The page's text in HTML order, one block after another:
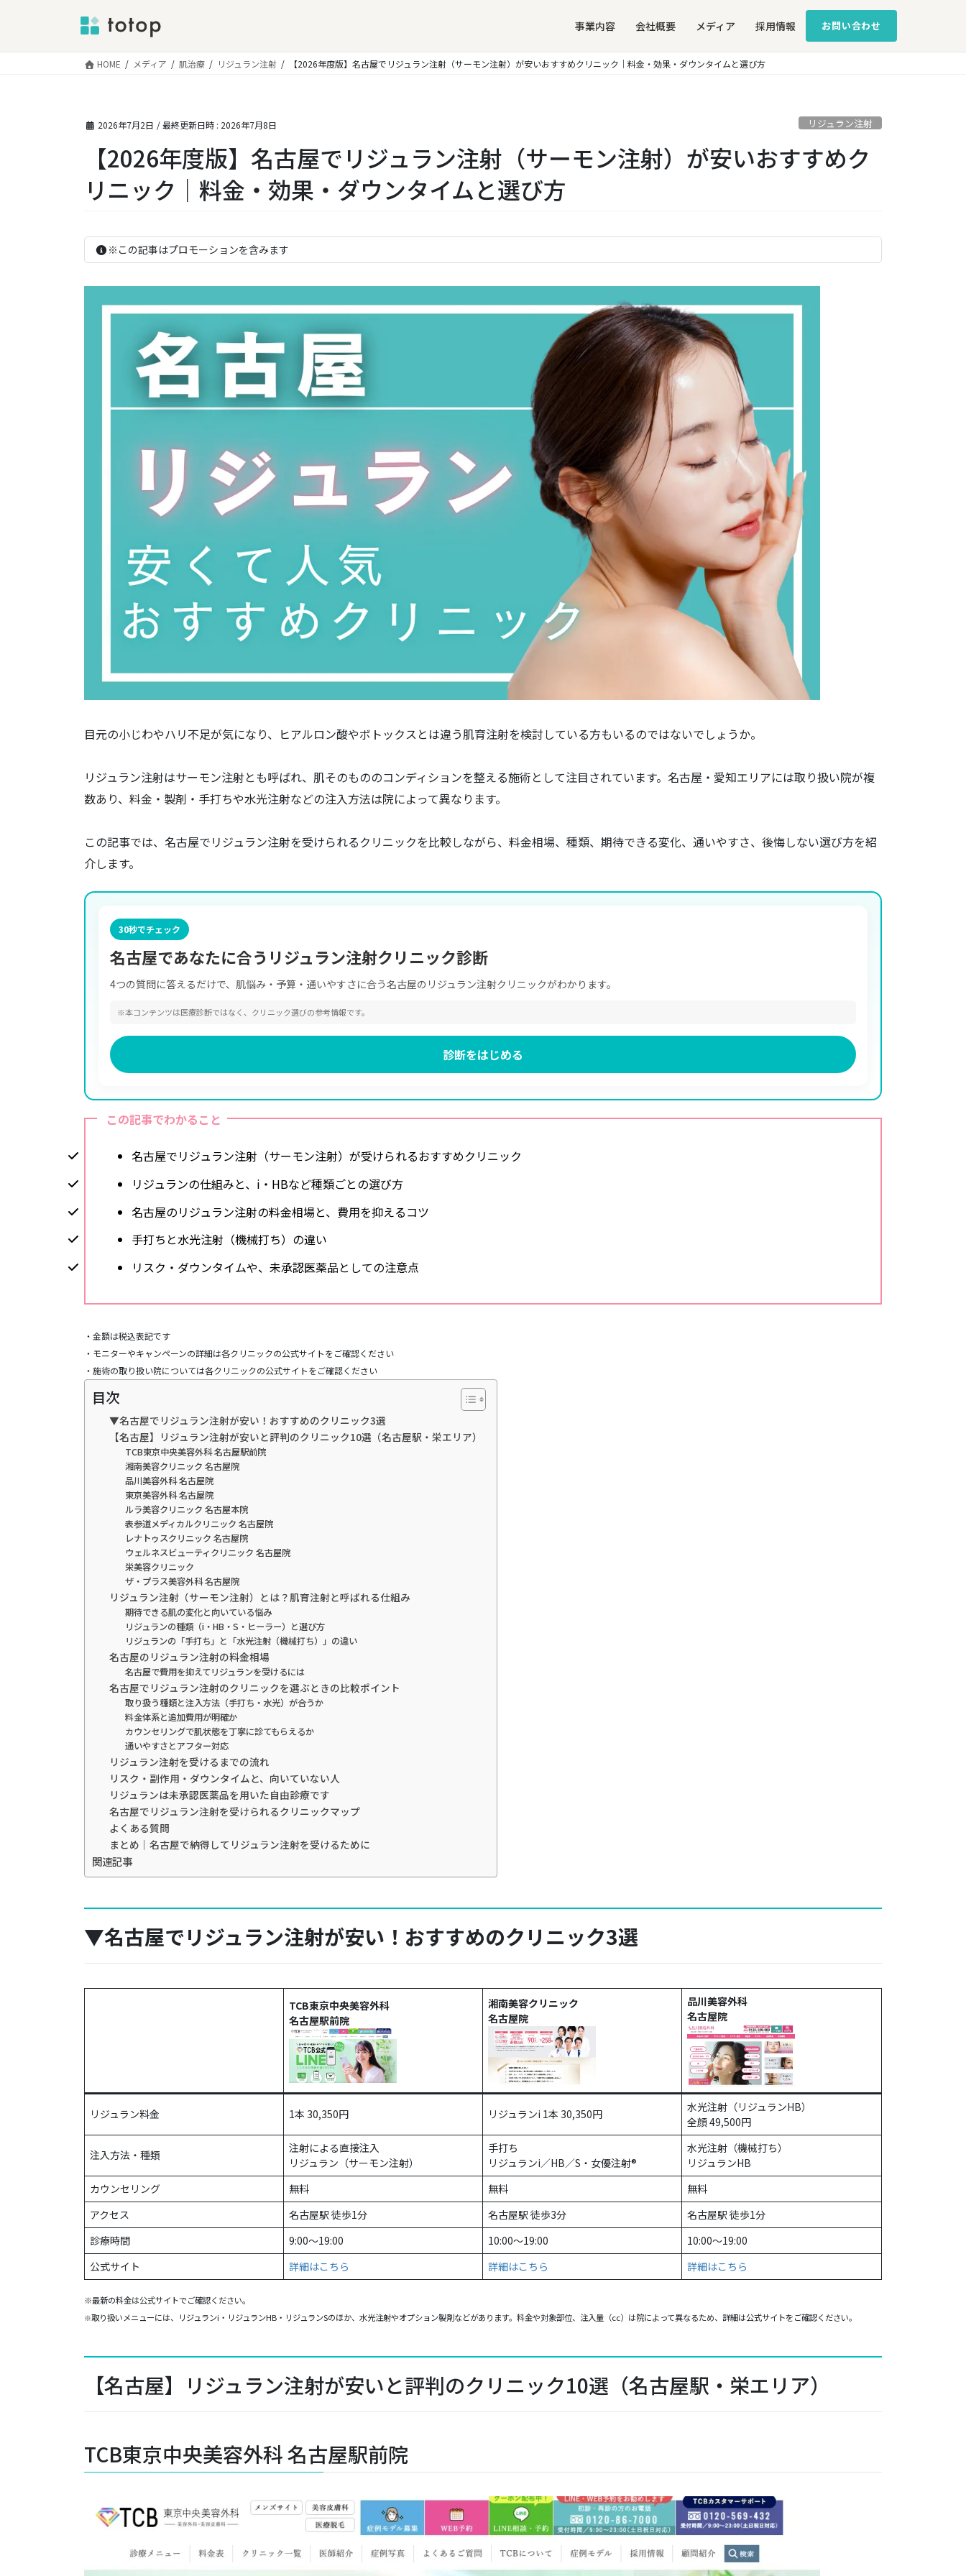
事業内容 会社概要 メディア 採用情報 お問い合わせ
HOME メディア 肌治療 リジュラン注射 【2026年度版】名古屋でリジュラン注射（サーモン注射）が安いおすすめクリニック｜料金・効果・ダウンタイムと選び方
2026年7月2日 / 最終更新日時 : 2026年7月8日 リジュラン注射
【2026年度版】名古屋でリジュラン注射（サーモン注射）が安いおすすめク
リニック｜料金・効果・ダウンタイムと選び方
※この記事はプロモーションを含みます
目元の小じわやハリ不足が気になり、ヒアルロン酸やボトックスとは違う肌育注射を検討している方もいるのではないでしょうか。
リジュラン注射はサーモン注射とも呼ばれ、肌そのもののコンディションを整える施術として注目されています。名古屋・愛知エリアには取り扱い院が複
数あり、料金・製剤・手打ちや水光注射などの注入方法は院によって異なります。
この記事では、名古屋でリジュラン注射を受けられるクリニックを比較しながら、料金相場、種類、期待できる変化、通いやすさ、後悔しない選び方を紹
介します。
30秒でチェック
名古屋であなたに合う リジュラン注射クリニック診断
4つの質問に答えるだけで、肌悩み・予算・通いやすさに合う名古屋のリジュラン注射クリニックがわかります。
※本コンテンツは医療診断ではなく、クリニック選びの参考情報です。
診断をはじめる
この記事でわかること
名古屋でリジュラン注射（サーモン注射）が受けられるおすすめクリニック
リジュランの仕組みと、i・HBなど種類ごとの選び方
名古屋のリジュラン注射の料金相場と、費用を抑えるコツ
手打ちと水光注射（機械打ち）の違い
リスク・ダウンタイムや、未承認医薬品としての注意点
・金額は税込表記です
・モニターやキャンペーンの詳細は各クリニックの公式サイトをご確認ください
・施術の取り扱い院については各クリニックの公式サイトをご確認ください
目次
▼名古屋でリジュラン注射が安い！おすすめのクリニック3選
【名古屋】リジュラン注射が安いと評判のクリニック10選（名古屋駅・栄エリア）
TCB東京中央美容外科 名古屋駅前院
湘南美容クリニック 名古屋院
品川美容外科 名古屋院
東京美容外科 名古屋院
ルラ美容クリニック 名古屋本院
表参道メディカルクリニック 名古屋院
レナトゥスクリニック 名古屋院
ウェルネスビューティクリニック 名古屋院
栄美容クリニック
ザ・プラス美容外科 名古屋院
リジュラン注射（サーモン注射）とは？肌育注射と呼ばれる仕組み
期待できる肌の変化と向いている悩み
リジュランの種類（i・HB・S・ヒーラー）と選び方
リジュランの「手打ち」と「水光注射（機械打ち）」の違い
名古屋のリジュラン注射の料金相場
名古屋で費用を抑えてリジュランを受けるには
名古屋でリジュラン注射のクリニックを選ぶときの比較ポイント
取り扱う種類と注入方法（手打ち・水光）が合うか
料金体系と追加費用が明確か
カウンセリングで肌状態を丁寧に診てもらえるか
通いやすさとアフター対応
リジュラン注射を受けるまでの流れ
リスク・副作用・ダウンタイムと、向いていない人
リジュランは未承認医薬品を用いた自由診療です
名古屋でリジュラン注射を受けられるクリニックマップ
よくある質問
まとめ｜名古屋で納得してリジュラン注射を受けるために
関連記事
▼名古屋でリジュラン注射が安い！おすすめのクリニック3選
TCB東京中央美容外科
名古屋駅前院
湘南美容クリニック
名古屋院
品川美容外科
名古屋院
リジュラン料金 1本 30,350円 リジュランi 1本 30,350円
水光注射（リジュランHB）
全顔 49,500円
注入方法・種類
注射による直接注入
リジュラン（サーモン注射）
手打ち
リジュランi／HB／S・女優注射®
水光注射（機械打ち）
リジュランHB
カウンセリング
無料 無料
無料
アクセス
名古屋駅 徒歩1分 名古屋駅 徒歩3分
名古屋駅 徒歩1分
診療時間
9:00〜19:00 10:00〜19:00
10:00～19:00
公式サイト
詳細はこちら 詳細はこちら 詳細はこちら
※最新の料金は公式サイトでご確認ください。
※取り扱いメニューには、リジュランi・リジュランHB・リジュランSのほか、水光注射やオプション製剤などがあります。料金や対象部位、注入量（cc）は院によって異なるため、詳細は公式サイトをご確認ください。
【名古屋】リジュラン注射が安いと評判のクリニック10選（名古屋駅・栄エリア）
TCB東京中央美容外科 名古屋駅前院